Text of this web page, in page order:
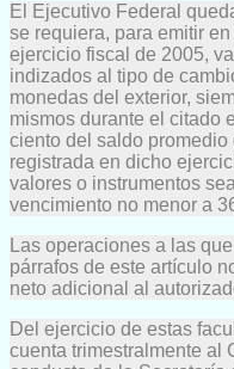
El Ejecutivo Federal
se requiera, para emitir
ejercicio fiscal de 2005,
indizados al tipo de
monedas del exterior,
mismos durante el citado
ciento del saldo
registrada en dicho
valores o instrumentos
vencimiento no menor a
Las operaciones a las
párrafos de este artículo
neto adicional al
Del ejercicio de estas
cuenta trimestralmente al